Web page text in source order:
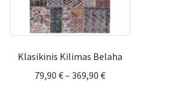
Klasikinis Kilimas Belaha
79,90 €– 369,90 €Price